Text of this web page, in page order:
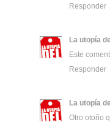
Responder
La utopía
Este
Responder
La utopía
Otro otoño